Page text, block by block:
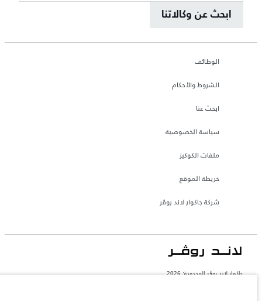
ابحث عن وكالاتنا
الوظائف
الشروط والأحكام
ابحث عنا
سياسة الخصوصية
ملفات الكوكيز
خريطة الموقع
شركة جاكوار لاند روڤر
جاكوار لاند روڨر المحدودة: 2026